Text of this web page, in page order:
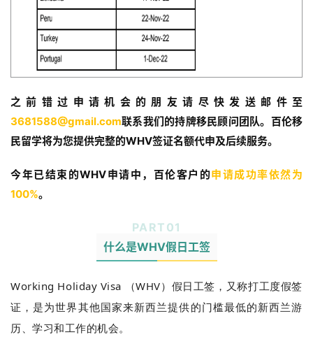
之前错过申请机会的朋友请尽快发送邮件至
3681588@gmail.com联系我们的持牌移民顾问团队。百伦移
民留学将为您提供完整的WHV签证名额代申及后续服务。
今年已结束的WHV申请中，百伦客户的申请成功率依然为
100%。
PART 01
什么是WHV假日工签
Working Holiday Visa （WHV）假日工签，又称打工度假签
证，是为世界其他国家来新西兰提供的门槛最低的新西兰游
历、学习和工作的机会。